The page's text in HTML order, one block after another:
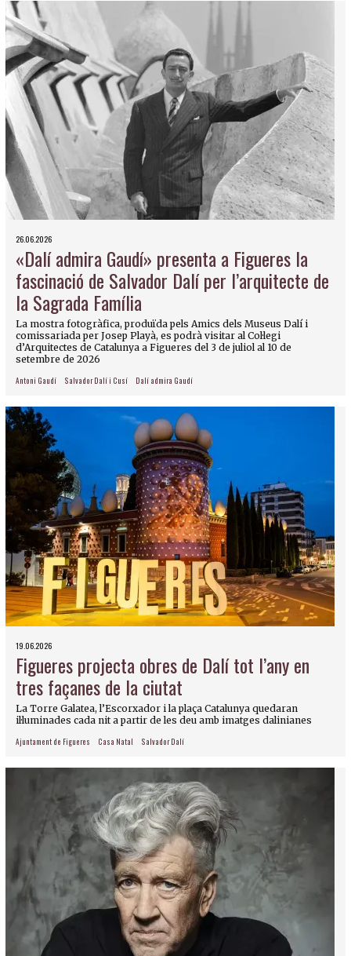
26.06.2026
«Dalí admira Gaudí» presenta a Figueres la
fascinació de Salvador Dalí per l’arquitecte de
la Sagrada Família
La mostra fotogràfica, produïda pels Amics dels Museus Dalí i
comissariada per Josep Playà, es podrà visitar al Col·legi
d’Arquitectes de Catalunya a Figueres del 3 de juliol al 10 de
setembre de 2026
Antoni Gaudí Salvador Dalí i Cusí Dalí admira Gaudí
19.06.2026
Figueres projecta obres de Dalí tot l’any en
tres façanes de la ciutat
La Torre Galatea, l’Escorxador i la plaça Catalunya quedaran
il·luminades cada nit a partir de les deu amb imatges dalinianes
Ajuntament de Figueres Casa Natal Salvador Dalí